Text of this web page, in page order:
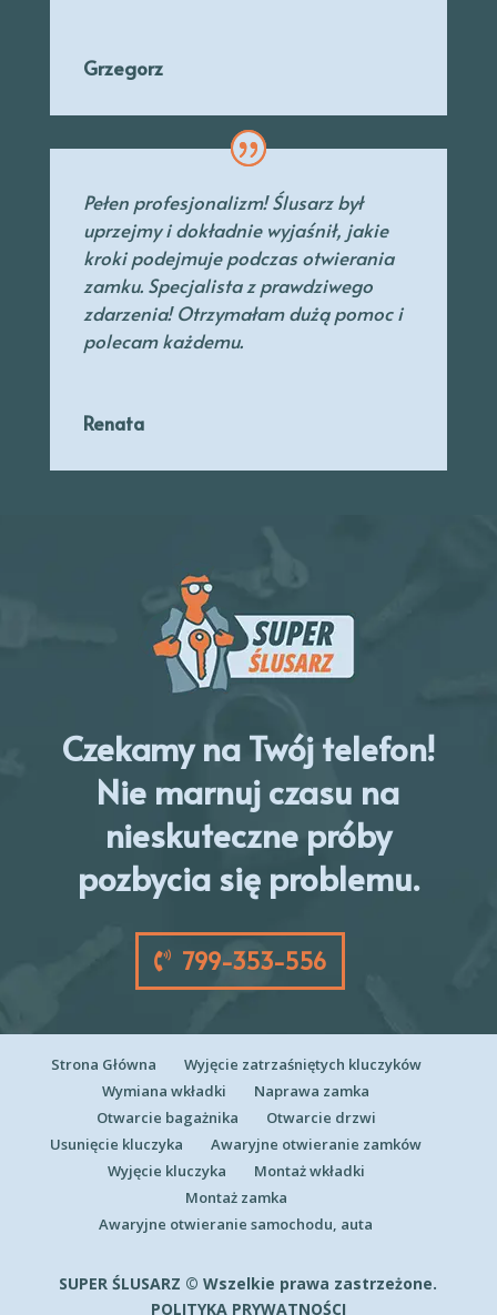
Grzegorz
Pełen profesjonalizm! Ślusarz był
uprzejmyi dokładnie wyjaśnił, jakie
kroki podejmuje podczas otwierania
zamku. Specjalistaz prawdziwego
zdarzenia! Otrzymałam dużą pomoc i
polecam każdemu.
Renata
Czekamy na Twój telefon!
Nie marnuj czasu na
nieskuteczne próby
pozbycia się problemu.
799-353-556
Strona Główna
Wyjęcie zatrzaśniętych kluczyków
Wymiana wkładki
Naprawa zamka
Otwarcie bagażnika
Otwarcie drzwi
Usunięcie kluczyka
Awaryjne otwieranie zamków
Wyjęcie kluczyka
Montaż wkładki
Montaż zamka
Awaryjne otwieranie samochodu, auta
SUPER ŚLUSARZ © Wszelkie prawa zastrzeżone.
POLITYKA PRYWATNOŚCI